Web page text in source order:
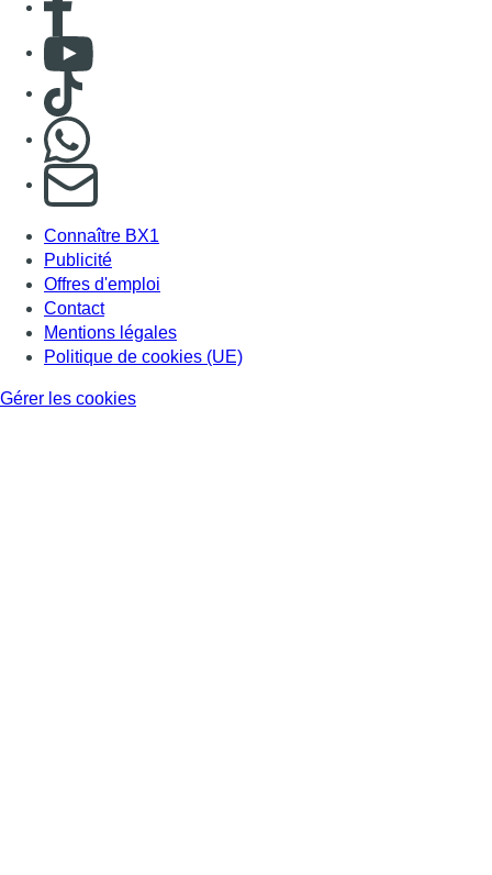
Consulter Youtube
Consulter TikTok
S'abonner à notre newsletter
Connaître BX1
Publicité
Offres d'emploi
Contact
Mentions légales
Politique de cookies (UE)
Gérer les cookies